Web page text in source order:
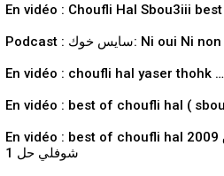
En vidéo : Choufli Hal Sbou3iii
Podcast : سايس خوك: Ni oui Ni non
En vidéo : choufli hal yaser thohk
En vidéo : best of choufli hal (
En vidéo : best of choufli hal 2009 احسن مقطع على الاطلاق
شوفلي حل 1